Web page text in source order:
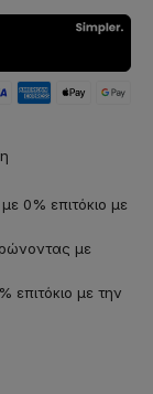
0% επιτόκιο με
με
επιτόκιο με την